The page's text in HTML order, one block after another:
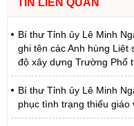
TIN LIÊN QUAN
Bí thư Tỉnh ủy Lê Minh
ghi tên các Anh hùng Liệt
độ xây dựng Trường Phổ
Bí thư Tỉnh ủy Lê Minh
phục tình trạng thiếu giáo